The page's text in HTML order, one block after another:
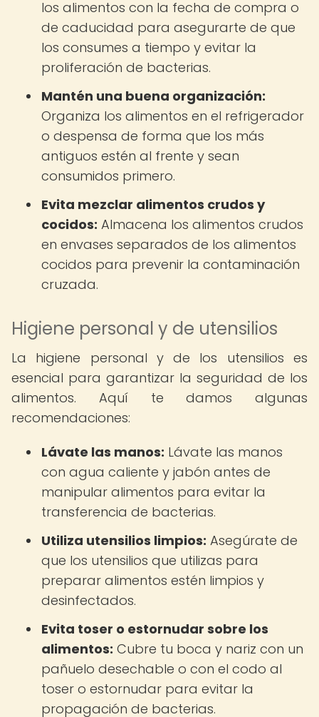
los alimentos con la fecha de compra o
de caducidad para asegurarte de que
los consumes a tiempo y evitar la
proliferación de bacterias.
Mantén una buena organización:
Organiza los alimentos en el refrigerador
o despensa de forma que los más
antiguos estén al frente y sean
consumidos primero.
Evita mezclar alimentos crudos y
cocidos: Almacena los alimentos crudos
en envases separados de los alimentos
cocidos para prevenir la contaminación
cruzada.
Higiene personal y de utensilios
La higiene personal y de los utensilios es
esencial para garantizar la seguridad de los
alimentos. Aquí te damos algunas
recomendaciones:
Lávate las manos: Lávate las manos
con agua caliente y jabón antes de
manipular alimentos para evitar la
transferencia de bacterias.
Utiliza utensilios limpios: Asegúrate de
que los utensilios que utilizas para
preparar alimentos estén limpios y
desinfectados.
Evita toser o estornudar sobre los
alimentos: Cubre tu boca y nariz con un
pañuelo desechable o con el codo al
toser o estornudar para evitar la
propagación de bacterias.